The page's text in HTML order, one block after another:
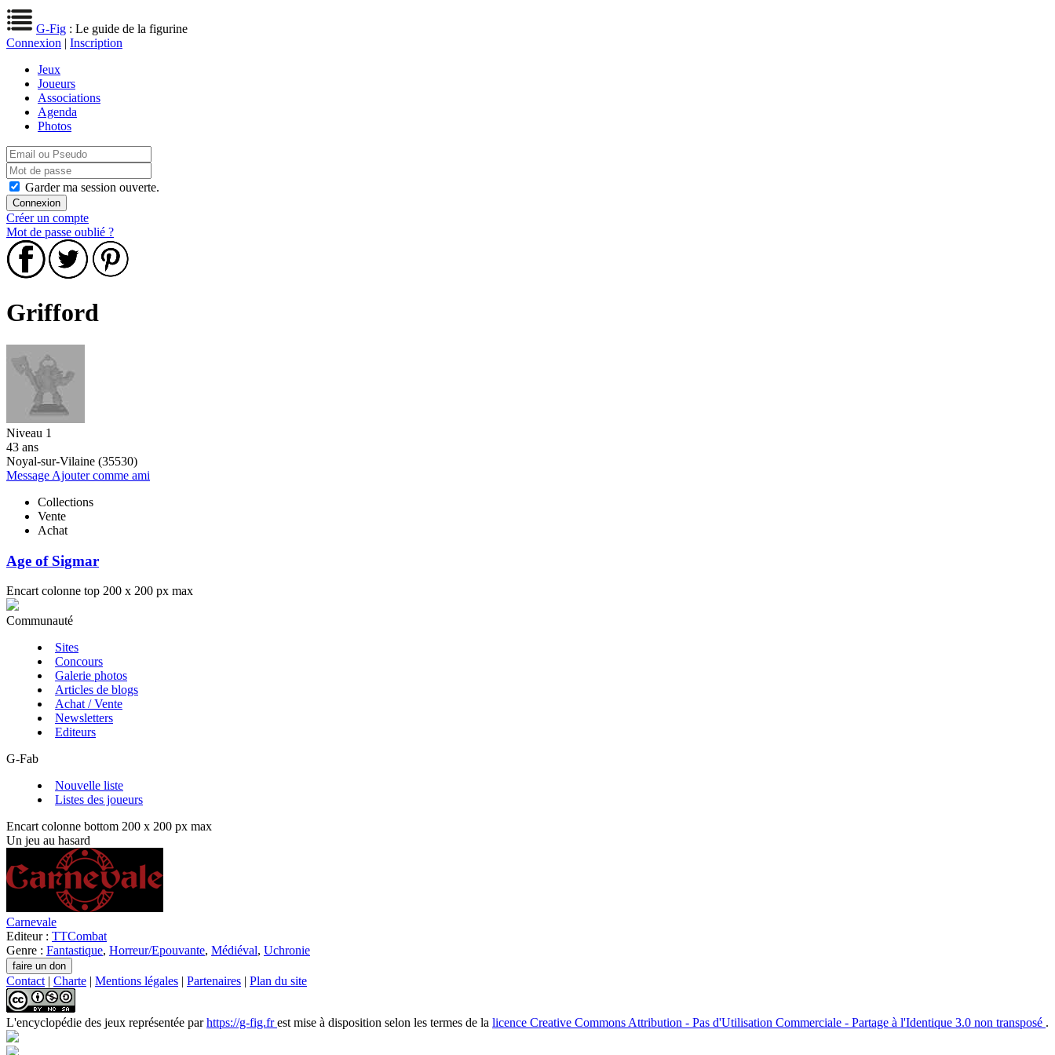
G-Fig : Le guide de la figurine
Connexion | Inscription
Jeux
Joueurs
Associations
Agenda
Photos
Garder ma session ouverte.
Créer un compte
Mot de passe oublié ?
Grifford
Niveau 1
43 ans
Noyal-sur-Vilaine (35530)
Message Ajouter comme ami
Collections
Vente
Achat
Age of Sigmar
Encart colonne top 200 x 200 px max
Communauté
Sites
Concours
Galerie photos
Articles de blogs
Achat / Vente
Newsletters
Editeurs
G-Fab
Nouvelle liste
Listes des joueurs
Encart colonne bottom 200 x 200 px max
Un jeu au hasard
Carnevale
Editeur : TTCombat
Genre : Fantastique, Horreur/Epouvante, Médiéval, Uchronie
Contact | Charte | Mentions légales | Partenaires | Plan du site
L'encyclopédie des jeux représentée parhttps://g-fig.frest mise à disposition selon les termes de la licence Creative Commons Attribution - Pas d'Utilisation Commerciale - Partage à l'Identique 3.0 non transposé .